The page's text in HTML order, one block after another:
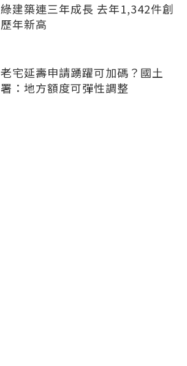
綠建築連三年成長 去年1,342件創
歷年新高
老宅延壽申請踴躍可加碼？國土
署：地方額度可彈性調整